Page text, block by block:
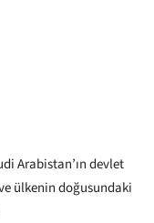
Arabistan’ın devlet
ülkenin doğusundaki